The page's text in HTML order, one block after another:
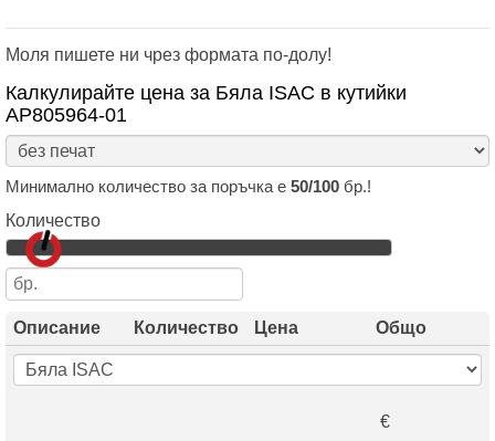
Моля пишете ни чрез формата по-долу!
Калкулирайте цена за Бяла ISAC в кутийки
AP805964-01
Минимално количество за поръчка е 50/100 бр.!
Количество
Описание Количество Цена Общо
€